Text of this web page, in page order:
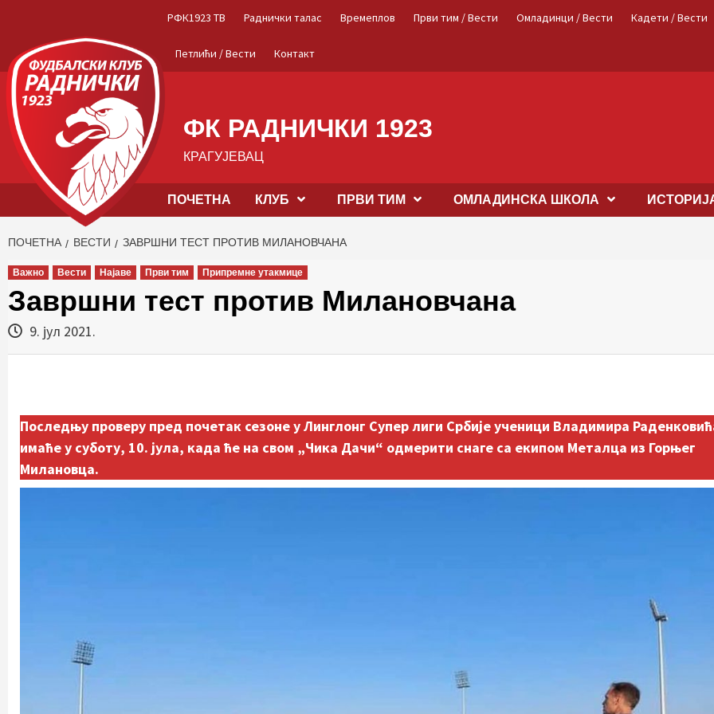
content
РФК1923 ТВ Раднички талас Времеплов Први тим / Вести Омладинци / Вести Кадети / Вести
Петлићи / Вести Контакт
ФК РАДНИЧКИ 1923
КРАГУЈЕВАЦ
ПОЧЕТНА КЛУБ ПРВИ ТИМ OМЛАДИНСКА ШКОЛА
ПОЧЕТНА ВЕСТИ ЗАВРШНИ ТЕСТ ПРОТИВ МИЛАНОВЧАНА
Важно Вести Најаве Први тим Припремне утакмице
Завршни тест против Милановчана
9. јул 2021.
Последњу проверу пред почетак сезоне у Линглонг Супер лиги Србије ученици Владимира
имаће у суботу, 10. јула, када ће на свом „Чика Дачи“ одмерити снаге са екипом Металца из Горњег
Милановца.